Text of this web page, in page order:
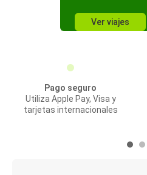
Ver viajes
Pago seguro
Utiliza Apple Pay, Visa y
tarjetas internacionales